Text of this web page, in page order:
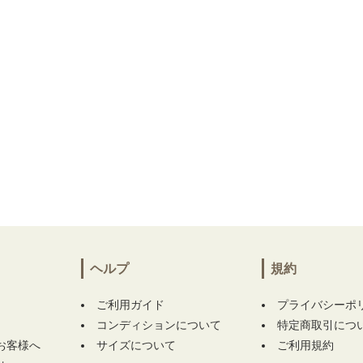
客様へ
ヘルプ
ご利用ガイド
コンディションについて
サイズについて
規約
プライバシーポ
特定商取引につ
ご利用規約